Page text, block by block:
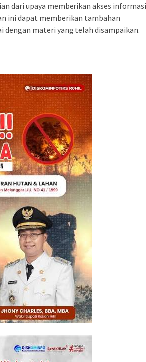
dari upaya memberikan akses informasi
ini dapat memberikan tambahan
dengan materi yang telah disampaikan.